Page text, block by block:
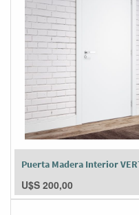
Puerta Madera Interior
U$S 200,00